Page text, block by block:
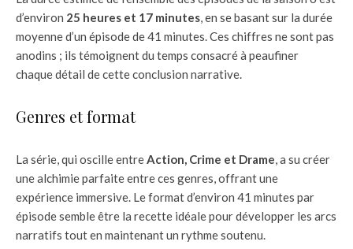
d’environ 25 heures et 17 minutes, en se basant sur la durée
moyenne d’un épisode de 41 minutes. Ces chiffres ne sont pas
anodins ; ils témoignent du temps consacré à peaufiner
chaque détail de cette conclusion narrative.
Genres et format
La série, qui oscille entreAction, Crime et Drame, a su créer
une alchimie parfaite entre ces genres, offrant une
expérience immersive. Le format d’environ 41 minutes par
épisode semble être la recette idéale pour développer les arcs
narratifs tout en maintenant un rythme soutenu.